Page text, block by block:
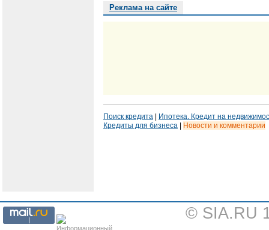
Реклама на сайте
Поиск кредита
Ипотека. Кредит на
Кредиты для бизнеса
Новости и комментарии
© SIA.RU